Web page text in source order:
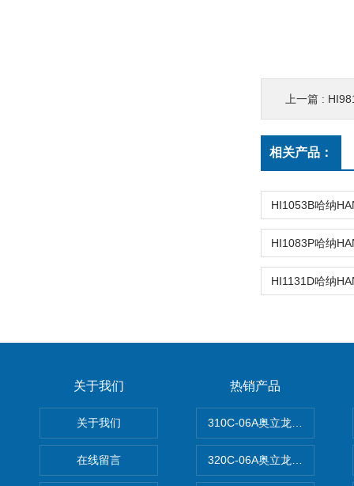
上一篇 :
相关产品：
关于我们
关于我们
在线留言
热销产品
310C-06A奥立龙实验室台式
320C-06A奥立龙实验室便携